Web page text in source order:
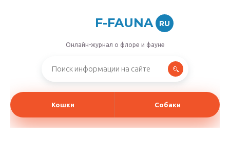
F-FAUNA RU
Онлайн-журнал о флоре и фауне
Кошки Собаки